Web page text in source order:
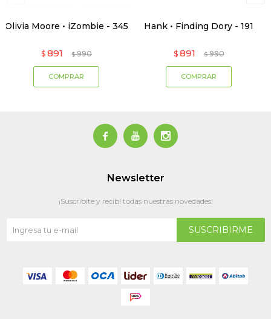
Olivia Moore • iZombie - 345
$ 891 $ 990
Hank • Finding Dory - 191
$ 891 $ 990
  
Newsletter
¡Suscribite y recibí todas nuestras novedades!
SUSCRIBIRME